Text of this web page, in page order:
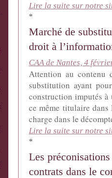
Lire la suite sur notre
*
Marché de
droit à
CAA de Nantes, 4
Attention au contenu
substitution ayant
construction imputés à
ce même titulaire dans
charge dans le
Lire la suite sur notre
*
Les
contrats dans le